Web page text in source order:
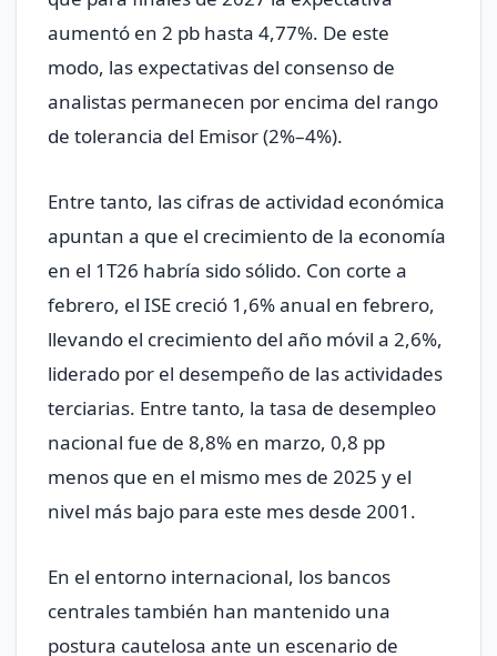
aumentó en 2 pb hasta 4,77%. De este
modo, las expectativas del consenso de
analistas permanecen por encima del rango
de tolerancia del Emisor (2%–4%).
Entre tanto, las cifras de actividad económica
apuntan a que el crecimiento de la economía
en el 1T26 habría sido sólido. Con corte a
febrero, el ISE creció 1,6% anual en febrero,
llevando el crecimiento del año móvil a 2,6%,
liderado por el desempeño de las actividades
terciarias. Entre tanto, la tasa de desempleo
nacional fue de 8,8% en marzo, 0,8 pp
menos que en el mismo mes de 2025 y el
nivel más bajo para este mes desde 2001.
En el entorno internacional, los bancos
centrales también han mantenido una
postura cautelosa ante un escenario de